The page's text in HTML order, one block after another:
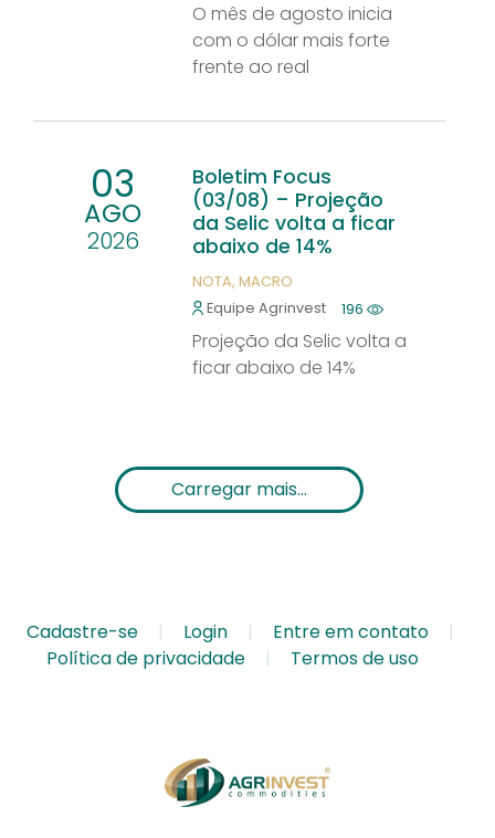
O mês de agosto inicia
com o dólar mais forte
frente ao real
03
AGO
2026
Boletim Focus
(03/08) – Projeção
da Selic volta a ficar
abaixo de 14%
NOTA MACRO
Equipe Agrinvest
196
Projeção da Selic volta a
ficar abaixo de 14%
Carregar mais...
Cadastre-se Login
Entre em contato
Política de privacidade
Termos de uso